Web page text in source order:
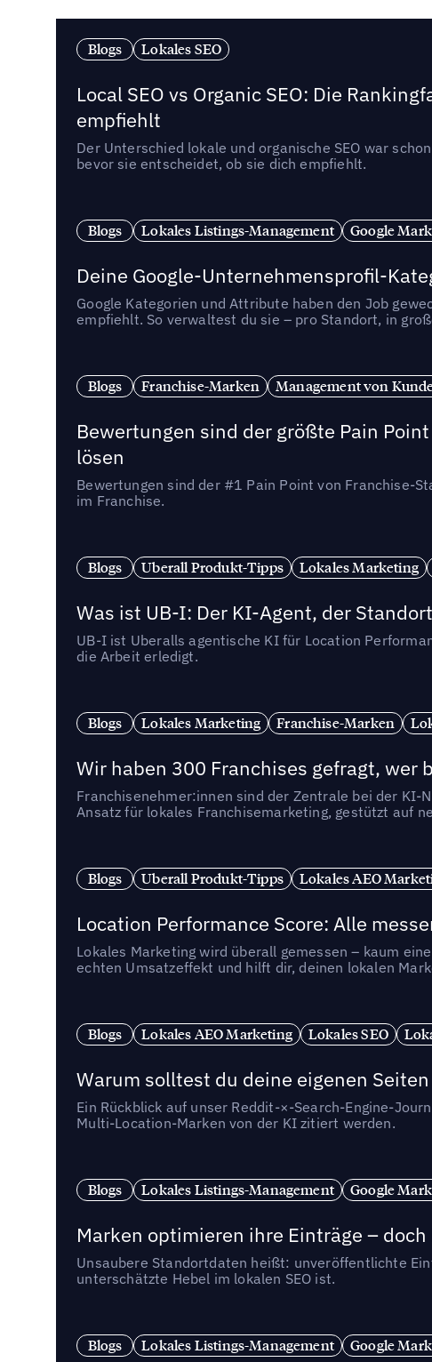
Blogs Lokales SEO
Local SEO vs Organic SEO: Die
empfiehlt
Der Unterschied lokale und organische SEO war
bevor sie entscheidet, ob sie dich empfiehlt.
Blogs Lokales Listings-Management Google
Deine Google-Unternehmensprofil-
Google Kategorien und Attribute haben den Job
empfiehlt. So verwaltest du sie – pro Standort, in
Blogs Franchise-Marken Management von
Bewertungen sind der größte Pain
lösen
Bewertungen sind der #1 Pain Point von Franchise-
im Franchise.
Blogs Uberall Produkt-Tipps Lokales Marketing
Was ist UB-I: Der KI-Agent, der
UB-I ist Uberalls agentische KI für Location
die Arbeit erledigt.
Blogs Lokales Marketing Franchise-Marken
Wir haben 300 Franchises gefragt, wer
Franchisenehmer:innen sind der Zentrale bei der
Ansatz für lokales Franchisemarketing, gestützt auf
Blogs Uberall Produkt-Tipps Lokales AEO
Location Performance Score: Alle
Lokales Marketing wird überall gemessen – kaum
echten Umsatzeffekt und hilft dir, deinen lokalen
Blogs Lokales AEO Marketing Lokales SEO
Warum solltest du deine eigenen
Ein Rückblick auf unser Reddit-×-Search-Engine-
Multi-Location-Marken von der KI zitiert werden.
Blogs Lokales Listings-Management Google
Marken optimieren ihre Einträge –
Unsaubere Standortdaten heißt: unveröffentlichte
unterschätzte Hebel im lokalen SEO ist.
Blogs Lokales Listings-Management Google